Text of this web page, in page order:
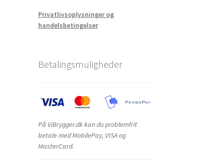
Privatlivsoplysninger og
handelsbetingelser
Betalingsmuligheder
På ViBrygger.dk kan du problemfrit
betale med MobilePay, VISA og
MasterCard.